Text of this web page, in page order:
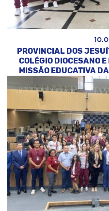
PROVINCIAL DOS
COLÉGIO DIOCESANO
MISSÃO EDUCATIVA